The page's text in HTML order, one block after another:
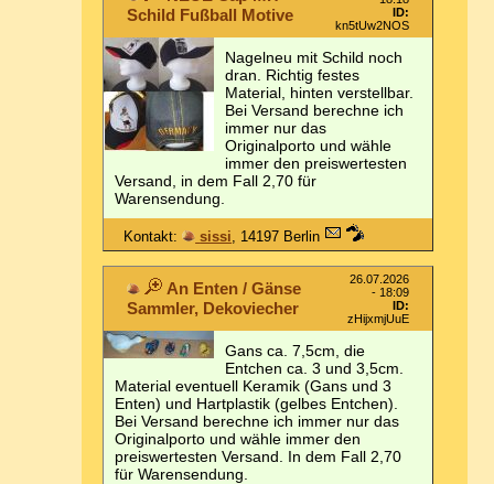
Schild Fußball Motive
ID:
kn5tUw2NOS
Nagelneu mit Schild noch
dran. Richtig festes
Material, hinten verstellbar.
Bei Versand berechne ich
immer nur das
Originalporto und wähle
immer den preiswertesten
Versand, in dem Fall 2,70 für
Warensendung.
Kontakt: sissi , 14197 Berlin
An Enten / Gänse
Sammler, Dekoviecher
26.07.2026
- 18:09
ID:
zHijxmjUuE
Gans ca. 7,5cm, die
Entchen ca. 3 und 3,5cm.
Material eventuell Keramik (Gans und 3
Enten) und Hartplastik (gelbes Entchen).
Bei Versand berechne ich immer nur das
Originalporto und wähle immer den
preiswertesten Versand. In dem Fall 2,70
für Warensendung.